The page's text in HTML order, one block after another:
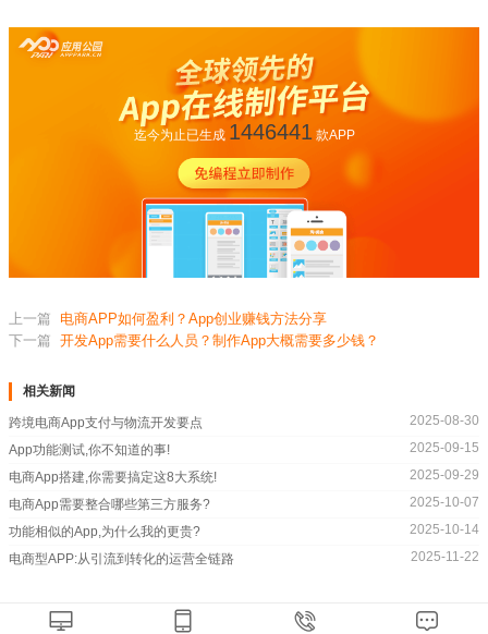
迄今为止已生成 1446441款APP
上一篇
电商APP如何盈利？App创业赚钱方法分享
下一篇 开发App需要什么人员？制作App大概需要多少钱？
相关新闻
跨境电商App支付与物流开发要点
2025-08-30
App功能测试,你不知道的事!
2025-09-15
电商App搭建,你需要搞定这8大系统!
2025-09-29
电商App需要整合哪些第三方服务?
2025-10-07
功能相似的App,为什么我的更贵?
2025-10-14
电商型APP:从引流到转化的运营全链路
2025-11-22